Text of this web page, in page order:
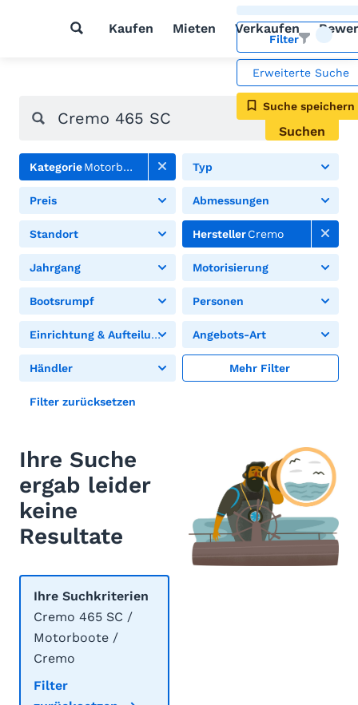
Kaufen Mieten Verkaufen
Filter
Erweiterte Suche
Suche speichern
Suchen
KategorieMotorboote Typ
Preis Abmessungen
Standort HerstellerCremo
Jahrgang Motorisierung
Bootsrumpf Personen
Einrichtung & Aufteilung Angebots-Art
Händler Mehr Filter
Filter zurücksetzen
Ihre Suche
ergab leider
keine
Resultate
Ihre Suchkriterien
Cremo 465 SC /
Motorboote /
Cremo
Filter